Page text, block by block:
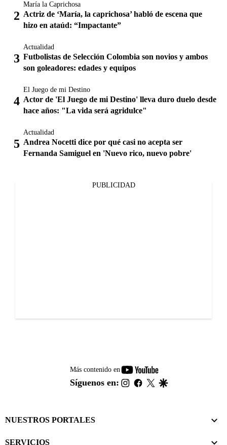
María la Caprichosa
Actriz de ‘María, la caprichosa’ habló de escena que
hizo en ataúd: “Impactante”
Actualidad
Futbolistas de Selección Colombia son novios y ambos
son goleadores: edades y equipos
El Juego de mi Destino
Actor de 'El Juego de mi Destino' lleva duro duelo desde
hace años: "La vida será agridulce"
Actualidad
Andrea Nocetti dice por qué casi no acepta ser
Fernanda Samiguel en 'Nuevo rico, nuevo pobre'
PUBLICIDAD
Más contenido en
youtube-
footer
Síguenos en: instagram
facebook
twitter
NUESTROS PORTALES
SERVICIOS